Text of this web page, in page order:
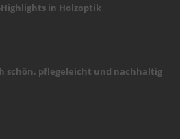
in Holzoptik
schön, pflegeleicht und nachhaltig